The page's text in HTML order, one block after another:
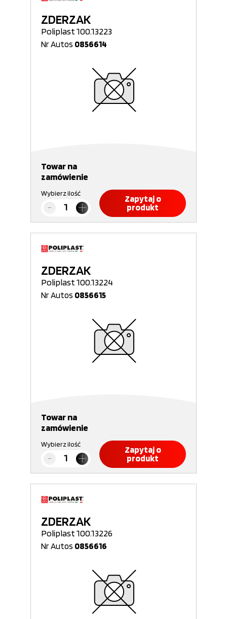
ZDERZAK
Poliplast 100.13223
Nr Autos 0856614
Towar na
zamówienie
Wybierz ilość
Zapytaj o
produkt
ZDERZAK
Poliplast 100.13224
Nr Autos 0856615
Towar na
zamówienie
Wybierz ilość
Zapytaj o
produkt
ZDERZAK
Poliplast 100.13226
Nr Autos 0856616